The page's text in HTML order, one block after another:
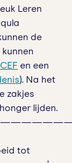
Leren
de
en een
). Na het
zakjes
lijden.
tot